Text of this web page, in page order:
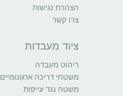
הצהרת נגישות
צרו קשר
ציוד מעבדות
ריהוט מעבדה
משטחי דריכה ארגונומיים
משטח נגד עייפות